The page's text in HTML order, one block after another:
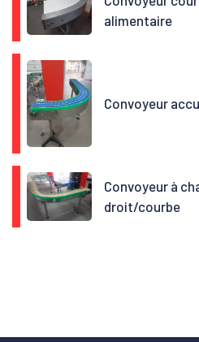
alimentaire
Convoyeur
Convoyeur à
droit/courbe